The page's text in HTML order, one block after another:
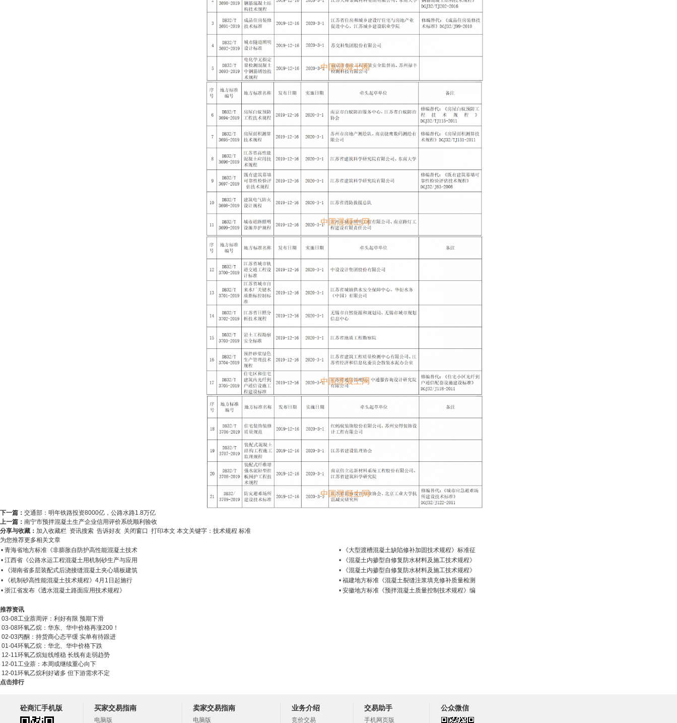
下一篇： 交通部：明年铁路投资8000亿，公路水路1.8万亿
上一篇： 南宁市预拌混凝土生产企业信用评价系统顺利验收
分享与收藏： 加入收藏栏 资讯搜索 告诉好友 关闭窗口 打印本文 本文关键字： 技术规程 标准
为您推荐更多相关文章
• 青海省地方标准《非膨胀自防护高性能混凝土技术
• 《大型渡槽混凝土缺陷修补加固技术规程》标准征
• 江西省《公路水运工程混凝土用机制砂生产与应用
• 《混凝土内掺型自修复防水材料及施工技术规程》
• 《湖南省多层装配式后浇接缝混凝土夹心墙板建筑
• 《混凝土内掺型自修复防水材料及施工技术规程》
• 《机制砂高性能混凝土技术规程》4月1日起施行
• 福建地方标准《混凝土裂缝注浆填充修补质量检测
• 浙江省发布《透水混凝土路面应用技术规程》
• 安徽地方标准《预拌混凝土质量控制技术规程》编
推荐资讯
03-08工业萘周评：利好有限 预期下滑
03-08环氧乙烷：华东、华中价格再涨200！
02-03丙酮：持货商心态平缓 实单有待跟进
01-04环氧乙烷：华北、华中价格下跌
12-11 环氧乙烷短线维稳 长线有走弱趋势
12-01 工业萘：本周或继续重心向下
12-01 环氧乙烷利好诸多 但下游需求不定
点击排行
砼商汇手机版 买家交易指南
电脑版
卖家交易指南
电脑版
业务介绍
竞价交易
交易助手
手机网页版
公众微信